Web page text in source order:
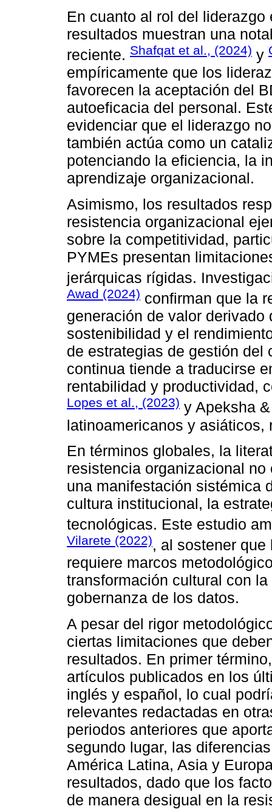
En cuanto al rol del
resultados muestran una
reciente. Shafqat et al., (2024) y
empíricamente que los
favorecen la aceptación del
autoeficacia del personal.
evidenciar que el liderazgo
también actúa como un
potenciando la eficiencia, la
aprendizaje organizacional.
Asimismo, los resultados
resistencia organizacional
sobre la competitividad,
PYMEs presentan
jerárquicas rígidas.
Awad (2024) confirman que la
generación de valor
sostenibilidad y el
de estrategias de gestión del
continua tiende a traducirse
rentabilidad y productividad,
Lopes et al., (2023) y Apeksha
latinoamericanos y asiáticos,
En términos globales, la
resistencia organizacional
una manifestación sistémica
cultura institucional, la
tecnológicas. Este estudio
Vilarete (2022), al sostener
requiere marcos
transformación cultural con
gobernanza de los datos.
A pesar del rigor
ciertas limitaciones que
resultados. En primer
artículos publicados en los
inglés y español, lo cual
relevantes redactadas en
periodos anteriores que
segundo lugar, las
América Latina, Asia y
resultados, dado que los
de manera desigual en la